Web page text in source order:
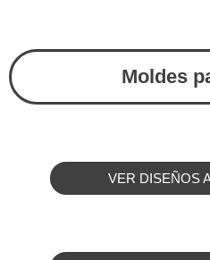
Moldes
VER DISEÑOS